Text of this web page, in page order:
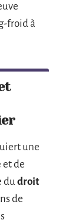
froid à
une
et de
dudroit
de